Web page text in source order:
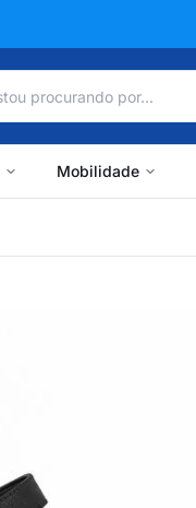
Mobilidade